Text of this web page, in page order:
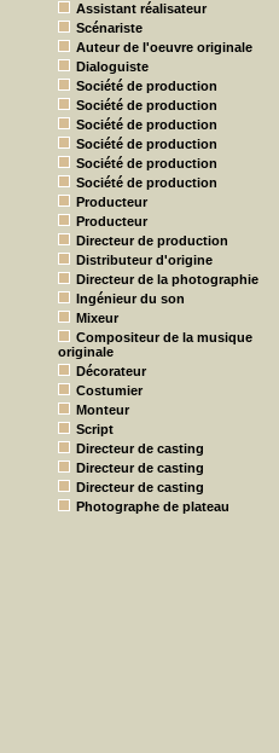
Assistant réalisateur
Scénariste
Auteur de l'oeuvre originale
Dialoguiste
Société de production
Société de production
Société de production
Société de production
Société de production
Société de production
Producteur
Producteur
Directeur de production
Distributeur d'origine
Directeur de la photographie
Ingénieur du son
Mixeur
Compositeur de la musique
originale
Décorateur
Costumier
Monteur
Script
Directeur de casting
Directeur de casting
Directeur de casting
Photographe de plateau